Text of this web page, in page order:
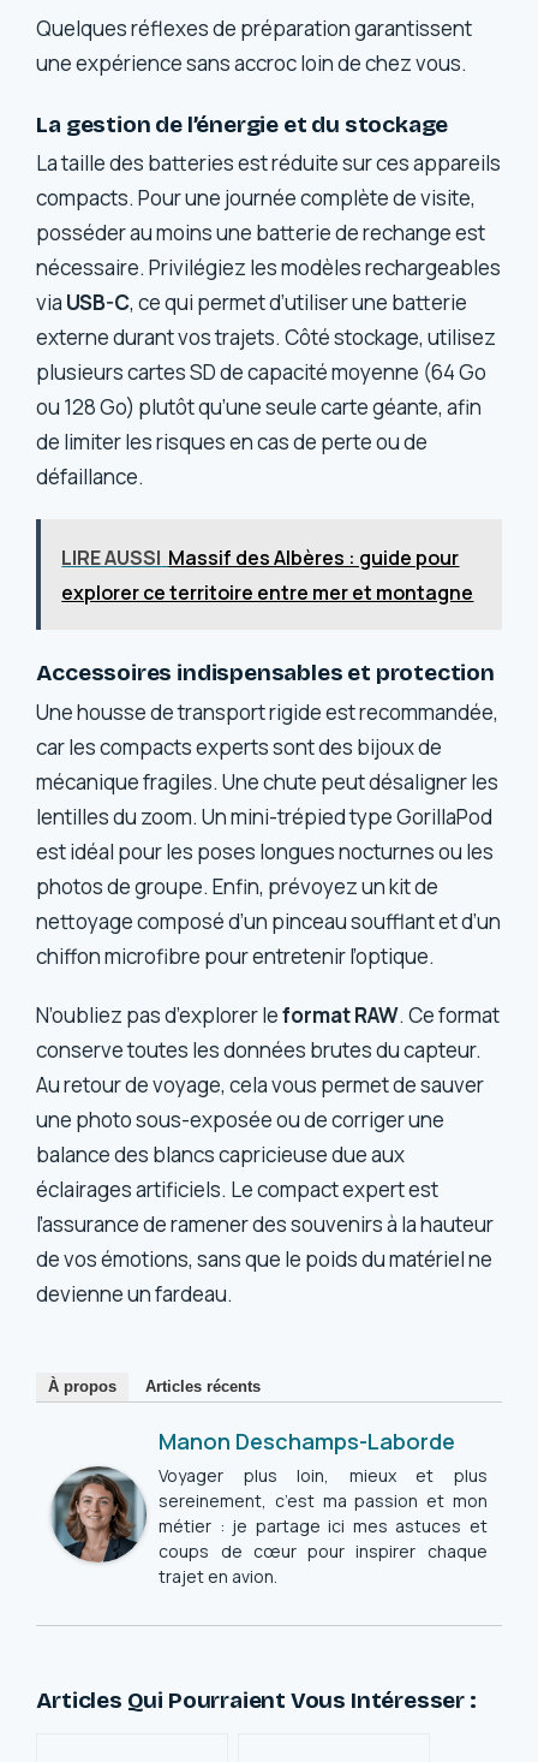
Quelques réflexes de préparation garantissent
une expérience sans accroc loin de chez vous.
La gestion de l’énergie et du stockage
La taille des batteries est réduite sur ces appareils
compacts. Pour une journée complète de visite,
posséder au moins une batterie de rechange est
nécessaire. Privilégiez les modèles rechargeables
via USB-C, ce qui permet d’utiliser une batterie
externe durant vos trajets. Côté stockage, utilisez
plusieurs cartes SD de capacité moyenne (64 Go
ou 128 Go) plutôt qu’une seule carte géante, afin
de limiter les risques en cas de perte ou de
défaillance.
LIRE AUSSI Massif des Albères : guide pour
explorer ce territoire entre mer et montagne
Accessoires indispensables et protection
Une housse de transport rigide est recommandée,
car les compacts experts sont des bijoux de
mécanique fragiles. Une chute peut désaligner les
lentilles du zoom. Un mini-trépied type GorillaPod
est idéal pour les poses longues nocturnes ou les
photos de groupe. Enfin, prévoyez un kit de
nettoyage composé d’un pinceau soufflant et d’un
chiffon microfibre pour entretenir l’optique.
N’oubliez pas d’explorer leformat RAW. Ce format
conserve toutes les données brutes du capteur.
Au retour de voyage, cela vous permet de sauver
une photo sous-exposée ou de corriger une
balance des blancs capricieuse due aux
éclairages artificiels. Le compact expert est
l’assurance de ramener des souvenirs à la hauteur
de vos émotions, sans que le poids du matériel ne
devienne un fardeau.
À propos Articles récents
Manon Deschamps-Laborde
Voyager plus loin, mieux et plus
sereinement, c’est ma passion et mon
métier : je partage ici mes astuces et
coups de cœur pour inspirer chaque
trajet en avion.
Articles Qui Pourraient Vous Intéresser :